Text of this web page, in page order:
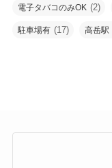
電子タバコのみOK (2)
駐車場有 (17) 高岳駅